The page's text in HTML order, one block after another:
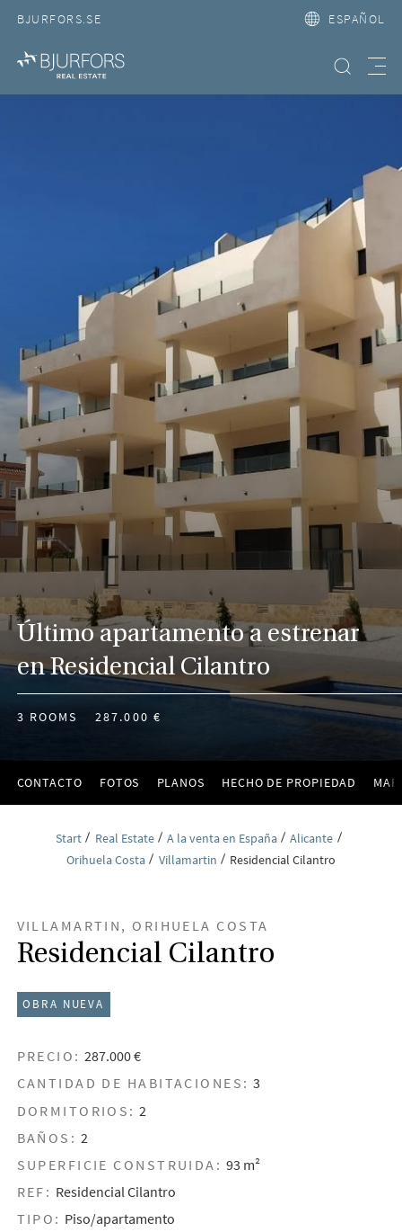
BJURFORS.SE ESPAÑOL
Búsqueda
Último apartamento a estrenar
en Residencial Cilantro
3 ROOMS 287.000 €
CONTACTO FOTOS PLANOS HECHO DE PROPIEDAD
Start Real Estate A la venta en España
Alicante
Orihuela Costa
Villamartin Residencial Cilantro
VILLAMARTIN, ORIHUELA COSTA
Residencial Cilantro
OBRA NUEVA
PRECIO: 287.000 €
CANTIDAD DE HABITACIONES: 3
DORMITORIOS: 2
BAÑOS: 2
SUPERFICIE CONSTRUIDA: 93 m²
REF: Residencial Cilantro
TIPO: Piso/apartamento